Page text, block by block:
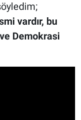
vardır, bu
Demokrasi